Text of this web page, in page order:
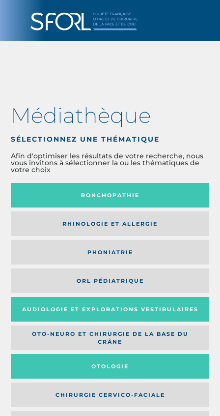
Médiathèque
SÉLECTIONNEZ UNE THÉMATIQUE
Afin d'optimiser les résultats de votre recherche, nous
vous invitons à sélectionner la ou les thématiques de
votre choix
RONCHOPATHIE
RHINOLOGIE ET ALLERGIE
PHONIATRIE
ORL PÉDIATRIQUE
AUDIOLOGIE ET EXPLORATIONS VESTIBULAIRES
OTO-NEURO ET CHIRURGIE DE LA BASE DU
CRÂNE
OTOLOGIE
CHIRURGIE CERVICO-FACIALE